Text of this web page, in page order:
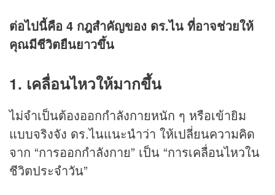
ต่อไปนี้คือ 4 กฎสำคัญของ ดร.ไน ที่อาจช่วยให้
คุณมีชีวิตยืนยาวขึ้น
1. เคลื่อนไหวให้มากขึ้น
ไม่จำเป็นต้องออกกำลังกายหนัก ๆ หรือเข้ายิม
แบบจริงจัง ดร.ไนแนะนำว่า ให้เปลี่ยนความคิด
จาก “การออกกำลังกาย” เป็น “การเคลื่อนไหวใน
ชีวิตประจำวัน”